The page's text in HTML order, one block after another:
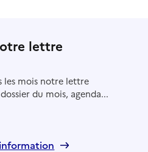
lettre
les mois notre lettre
du mois, agenda...